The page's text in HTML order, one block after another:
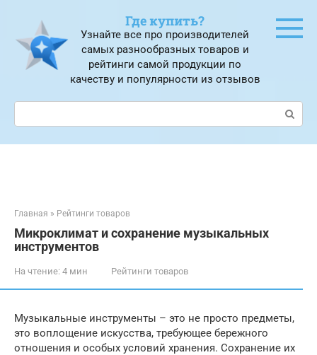
контенту
Где купить?
Узнайте все про производителей
самых разнообразных товаров и
рейтинги самой продукции по
качеству и популярности из отзывов
Поиск:
Главная » Рейтинги товаров
Микроклимат и сохранение музыкальных
инструментов
На чтение: 4 мин Рейтинги товаров
Музыкальные инструменты – это не просто предметы,
это воплощение искусства, требующее бережного
отношения и особых условий хранения. Сохранение их